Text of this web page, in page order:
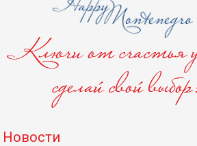
Новости